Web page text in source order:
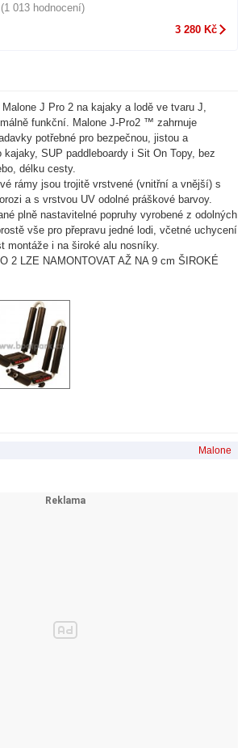
(1 013 hodnocení)
3 280 Kč
J Pro 2 na kajaky a lodě ve tvaru J,
funkční. Malone J-Pro2 ™ zahrnuje
potřebné pro bezpečnou, jistou a
kajaky, SUP paddleboardy i Sit On Topy, bez
délku cesty.
rámy jsou trojitě vrstvené (vnitřní a vnější) s
a s vrstvou UV odolné práškové barvoy.
plně nastavitelné popruhy vyrobené z odolných
vše pro přepravu jedné lodi, včetné uchycení
montáže i na široké alu nosníky.
2 LZE NAMONTOVAT AŽ NA 9 cm ŠIROKÉ
Malone